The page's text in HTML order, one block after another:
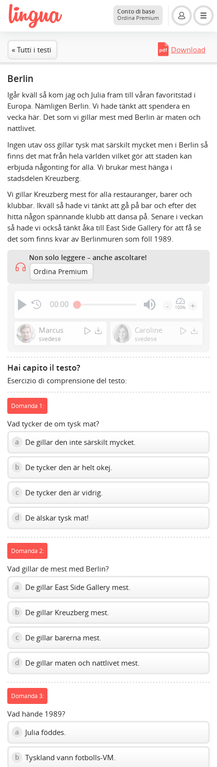
Conto di base
Ordina Premium
« Tutti i testi Download
Berlin
Igår kväll så kom jag och Julia fram till våran favoritstad i
Europa. Nämligen Berlin. Vi hade tänkt att spendera en
vecka här. Det som vi gillar mest med Berlin är maten och
nattlivet.
Ingen utav oss gillar tysk mat särskilt mycket men i Berlin så
finns det mat från hela världen vilket gör att staden kan
erbjuda någonting för alla. Vi brukar mest hänga i
stadsdelen Kreuzberg.
Vi gillar Kreuzberg mest för alla restauranger, barer och
klubbar. Ikväll så hade vi tänkt att gå på bar och efter det
hitta någon spännande klubb att dansa på. Senare i veckan
så hade vi också tänkt åka till East Side Gallery för att få se
det som finns kvar av Berlinmuren som föll 1989.
Non solo leggere – anche ascoltare!
Ordina Premium
00:00
Enter
or
- 100% +
Marcus
svedese
Caroline
svedese
Hai capito il testo?
Esercizio di comprensione del testo:
Domanda 1:
Vad tycker de om tysk mat?
a De gillar den inte särskilt mycket.
b De tycker den är helt okej.
c De tycker den är vidrig.
d De älskar tysk mat!
Domanda 2:
Vad gillar de mest med Berlin?
a De gillar East Side Gallery mest.
b De gillar Kreuzberg mest.
c De gillar barerna mest.
d De gillar maten och nattlivet mest.
Domanda 3:
Vad hände 1989?
a Julia föddes.
b Tyskland vann fotbolls-VM.